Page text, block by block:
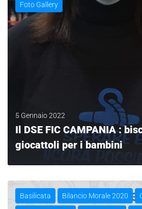
Foto Gallery
5 Gennaio 2022
Il DSE FIC CAMPANIA :
giocattoli per i bambini
Basilicata Bilancio Morale 2020